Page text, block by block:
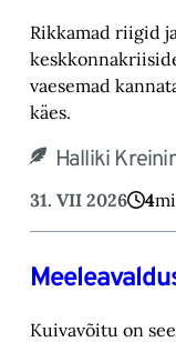
Rikkamad riigid
vaesemad
käes.
Halliki
31. VII 2026 4
Kuivavõitu on